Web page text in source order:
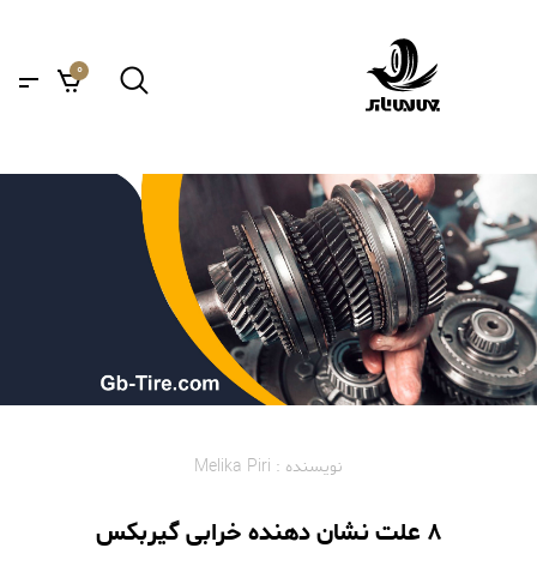
0
نویسنده : Melika Piri
8 علت نشان دهنده خرابی گیربکس